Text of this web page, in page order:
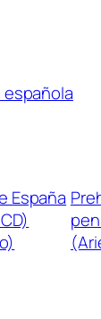
española
España